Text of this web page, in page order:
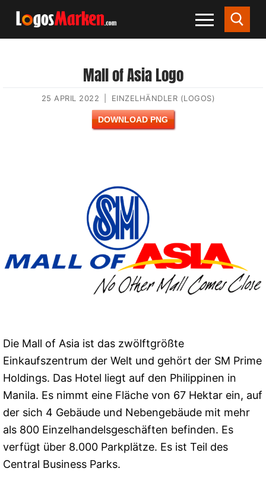
Mall of Asia Logo
25 APRIL 2022 EINZELHÄNDLER (LOGOS)
DOWNLOAD PNG
Die Mall of Asia ist das zwölftgrößte
Einkaufszentrum der Welt und gehört der SM Prime
Holdings. Das Hotel liegt auf den Philippinen in
Manila. Es nimmt eine Fläche von 67 Hektar ein, auf
der sich 4 Gebäude und Nebengebäude mit mehr
als 800 Einzelhandelsgeschäften befinden. Es
verfügt über 8.000 Parkplätze. Es ist Teil des
Central Business Parks.